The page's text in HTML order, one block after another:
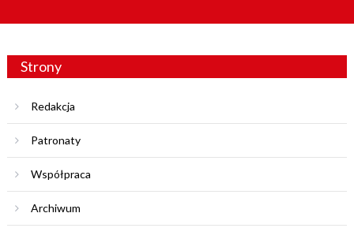
Strony
Redakcja
Patronaty
Współpraca
Archiwum